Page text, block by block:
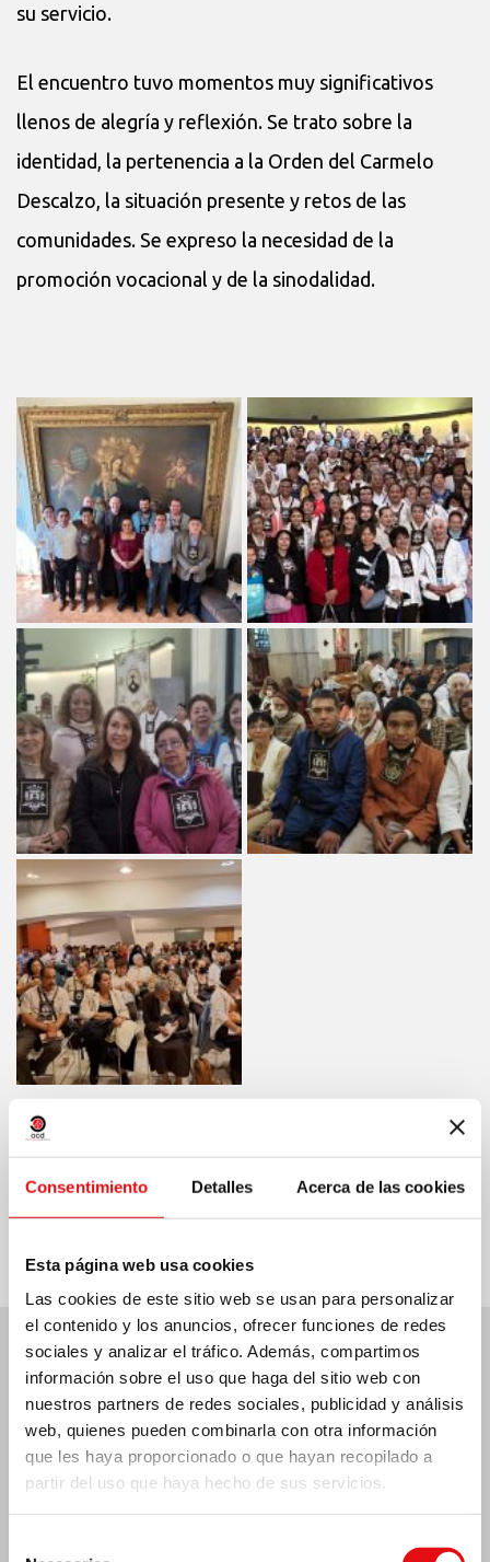
Consentimiento Detalles Acerca de las cookies
Esta página web usa cookies
Las cookies de este sitio web se usan para personalizar
el contenido y los anuncios, ofrecer funciones de redes
sociales y analizar el tráfico. Además, compartimos
información sobre el uso que haga del sitio web con
nuestros partners de redes sociales, publicidad y análisis
web, quienes pueden combinarla con otra información
que les haya proporcionado o que hayan recopilado a
partir del uso que haya hecho de sus servicios.
su servicio.
El encuentro tuvo momentos muy significativos
llenos de alegría y reflexión. Se trato sobre la
identidad, la pertenencia a la Orden del Carmelo
Descalzo, la situación presente y retos de las
comunidades. Se expreso la necesidad de la
promoción vocacional y de la sinodalidad.
Compartir en:
Últimas noticias:
MÉXICO: ASAMBLEA PLENARIA OCD